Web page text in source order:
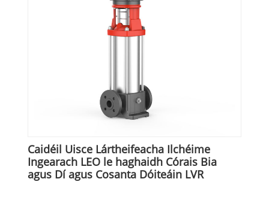
Caidéil Uisce Lártheifeacha Ilchéime
Ingearach LEO le haghaidh Córais Bia
agus Dí agus Cosanta Dóiteáin LVR